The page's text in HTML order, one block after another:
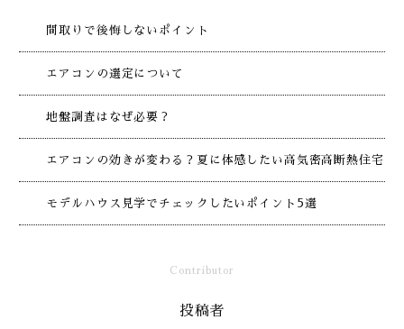
間取りで後悔しないポイント
エアコンの選定について
地盤調査はなぜ必要？
エアコンの効きが変わる？夏に体感したい高気密高断熱住宅
モデルハウス見学でチェックしたいポイント5選
Contributor
投稿者